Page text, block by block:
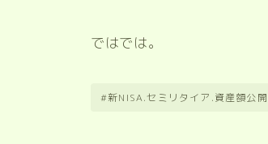
ではでは。
#新NISA.セミリタイア.資産額公開